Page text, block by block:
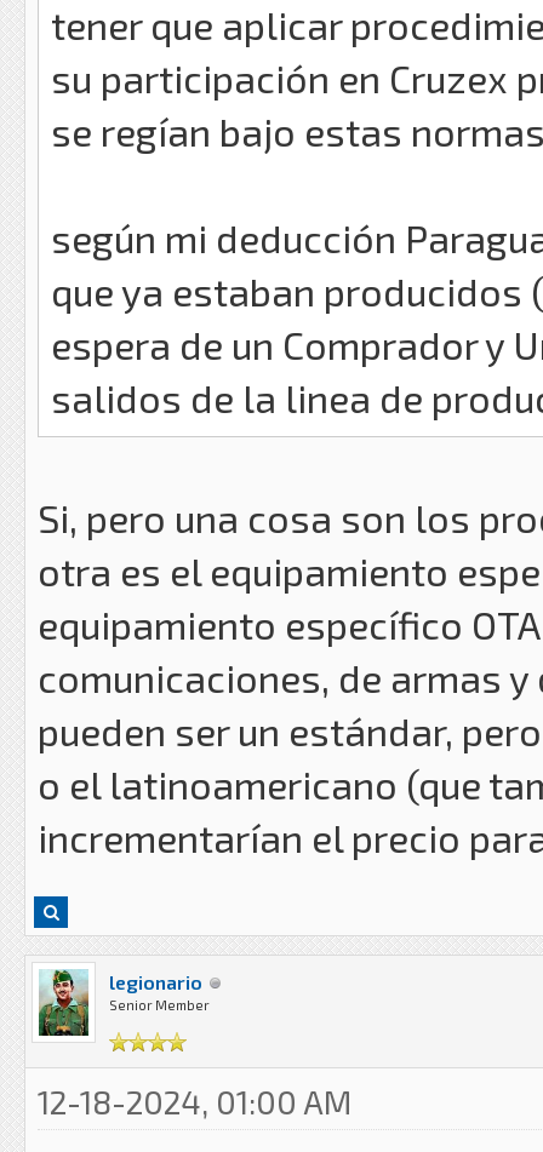
tener que aplicar
su participación en Cruzex
se regían bajo estas
según mi deducción
que ya estaban producidos
espera de un Comprador y
salidos de la linea de
Si, pero una cosa son los
otra es el equipamiento
equipamiento específico
comunicaciones, de armas
pueden ser un estándar,
o el latinoamericano (que
incrementarían el precio
legionario
Senior Member
12-18-2024, 01:00 AM